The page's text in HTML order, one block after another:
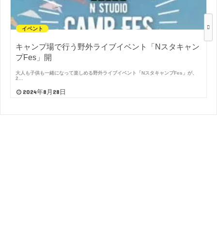
イベント
キャンプ場で行う野外ライブイベント「Nスタキャン
プFes」開
大人も子供も一緒になって楽しめる野外ライブイベント「NスタキャンプFes」が、
2…
2024年8月28日